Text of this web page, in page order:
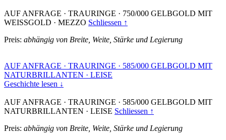
AUF ANFRAGE · TRAURINGE · 750/000 GELBGOLD MIT
WEISSGOLD · MEZZO Schliessen ↑
Preis: abhängig von Breite, Weite, Stärke und Legierung
AUF ANFRAGE · TRAURINGE · 585/000 GELBGOLD MIT
NATURBRILLANTEN · LEISE
Geschichte lesen ↓
AUF ANFRAGE · TRAURINGE · 585/000 GELBGOLD MIT
NATURBRILLANTEN · LEISE Schliessen ↑
Preis: abhängig von Breite, Weite, Stärke und Legierung